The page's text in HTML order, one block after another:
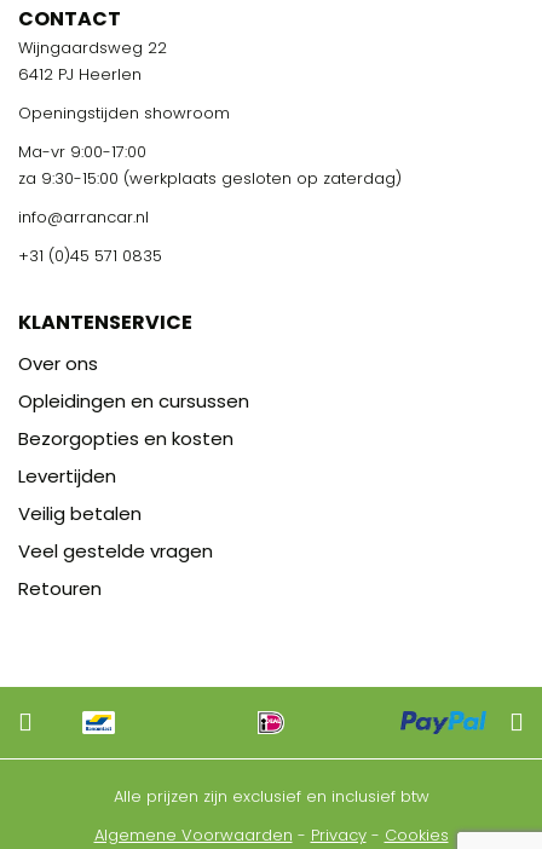
CONTACT
Wijngaardsweg 22
6412 PJ Heerlen
Openingstijden showroom
Ma-vr 9:00-17:00
za 9:30-15:00 (werkplaats gesloten op zaterdag)
info@arrancar.nl
+31 (0)45 571 0835
KLANTENSERVICE
Over ons
Opleidingen en cursussen
Bezorgopties en kosten
Levertijden
Veilig betalen
Veel gestelde vragen
Retouren
Alle prijzen zijn exclusief en inclusief btw
Algemene Voorwaarden - Privacy- Cookies